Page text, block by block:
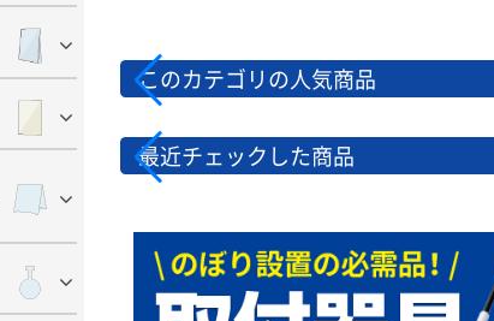
このカテゴリの人気商品
最近チェックした商品